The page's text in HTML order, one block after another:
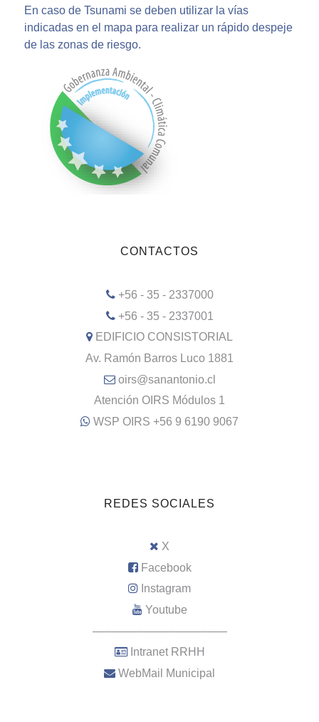
En caso de Tsunami se deben utilizar la vías
indicadas en el mapa para realizar un rápido despeje
de las zonas de riesgo.
CONTACTOS
+56 - 35 - 2337000
+56 - 35 - 2337001
EDIFICIO CONSISTORIAL
Av. Ramón Barros Luco 1881
oirs@sanantonio.cl
Atención OIRS Módulos 1
WSP OIRS +56 9 6190 9067
REDES SOCIALES
X
Facebook
Instagram
Youtube
–––––––––––––––––––––
Intranet RRHH
WebMail Municipal